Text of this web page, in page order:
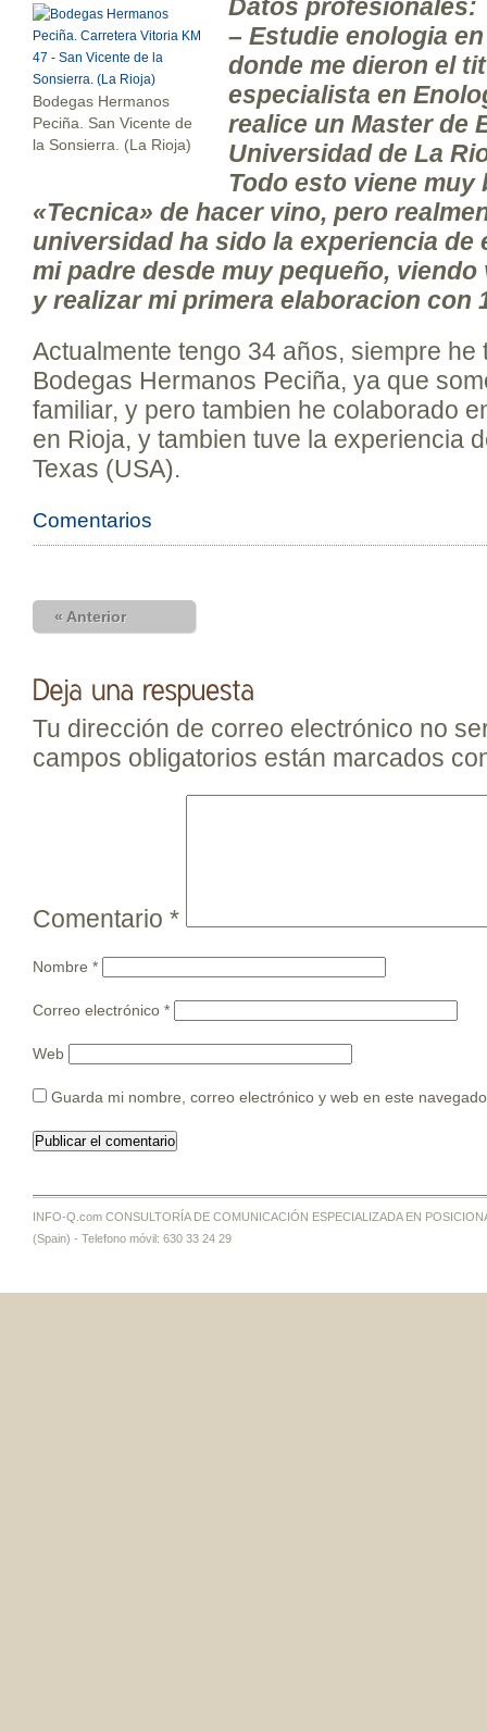
Bodegas Hermanos
Peciña. San Vicente de
la Sonsierra. (La Rioja)
Datos profesionales:
– Estudie enologia
donde me dieron el
especialista en
realice un Master de
Universidad de La
Todo esto viene muy
«Tecnica» de hacer vino, pero
universidad ha sido la experiencia de
mi padre desde muy pequeño,
y realizar mi primera elaboracion con
Actualmente tengo 34 años, siempre he
Bodegas Hermanos Peciña, ya que
familiar, y pero tambien he colaborado
en Rioja, y tambien tuve la experiencia
Texas (USA).
Comentarios
« Anterior
Tu dirección de correo electrónico no
campos obligatorios están marcados
Comentario *
Nombre *
Correo electrónico *
Web
Guarda mi nombre, correo electrónico y web en este
INFO-Q.com CONSULTORÍA DE COMUNICACIÓN ESPECIALIZADA EN
(Spain) - Telefono móvil: 630 33 24 29